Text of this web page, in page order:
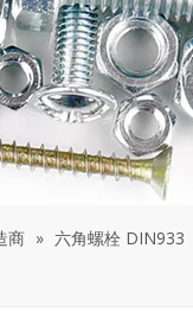
商 » 六角螺栓 DIN933